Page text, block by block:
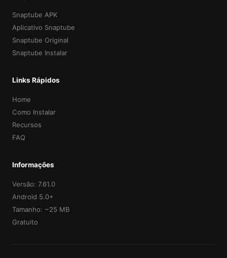
Snaptube APK
Aplicativo Snaptube
Snaptube Original
Snaptube Instalar
Links Rápidos
Home
Como Instalar
Recursos
FAQ
Informações
Versão: 7.61.0
Android 5.0+
Tamanho: ~25 MB
Gratuito